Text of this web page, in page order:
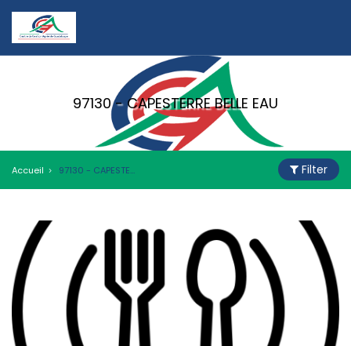
97130 - CAPESTERRE BELLE EAU
Accueil 97130 - CAPESTERRE BELLE EAU Filter